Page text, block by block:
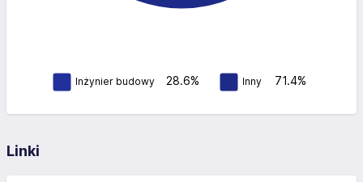
Inżynier budowy 28.6% Inny 71.4%
Linki